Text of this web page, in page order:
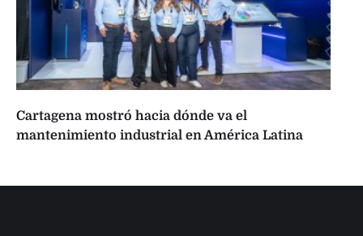
Cartagena mostró hacia dónde va el
mantenimiento industrial en América Latina